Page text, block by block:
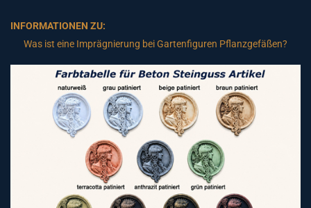
INFORMATIONEN ZU:
Was ist eine Imprägnierung bei Gartenfiguren Pflanzgefäßen?